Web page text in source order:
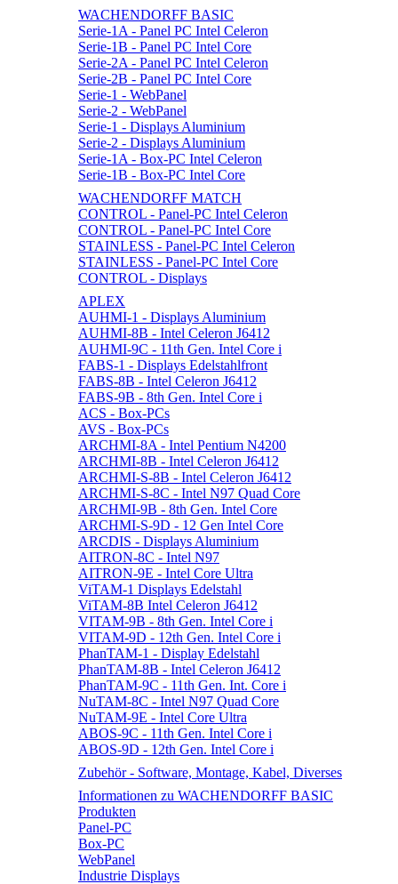
WACHENDORFF BASIC
Serie-1A - Panel PC Intel Celeron
Serie-1B - Panel PC Intel Core
Serie-2A - Panel PC Intel Celeron
Serie-2B - Panel PC Intel Core
Serie-1 - WebPanel
Serie-2 - WebPanel
Serie-1 - Displays Aluminium
Serie-2 - Displays Aluminium
Serie-1A - Box-PC Intel Celeron
Serie-1B - Box-PC Intel Core
WACHENDORFF MATCH
CONTROL - Panel-PC Intel Celeron
CONTROL - Panel-PC Intel Core
STAINLESS - Panel-PC Intel Celeron
STAINLESS - Panel-PC Intel Core
CONTROL - Displays
APLEX
AUHMI-1 - Displays Aluminium
AUHMI-8B - Intel Celeron J6412
AUHMI-9C - 11th Gen. Intel Core i
FABS-1 - Displays Edelstahlfront
FABS-8B - Intel Celeron J6412
FABS-9B - 8th Gen. Intel Core i
ACS - Box-PCs
AVS - Box-PCs
ARCHMI-8A - Intel Pentium N4200
ARCHMI-8B - Intel Celeron J6412
ARCHMI-S-8B - Intel Celeron J6412
ARCHMI-S-8C - Intel N97 Quad Core
ARCHMI-9B - 8th Gen. Intel Core
ARCHMI-S-9D - 12 Gen Intel Core
ARCDIS - Displays Aluminium
AITRON-8C - Intel N97
AITRON-9E - Intel Core Ultra
ViTAM-1 Displays Edelstahl
ViTAM-8B Intel Celeron J6412
VITAM-9B - 8th Gen. Intel Core i
VITAM-9D - 12th Gen. Intel Core i
PhanTAM-1 - Display Edelstahl
PhanTAM-8B - Intel Celeron J6412
PhanTAM-9C - 11th Gen. Int. Core i
NuTAM-8C - Intel N97 Quad Core
NuTAM-9E - Intel Core Ultra
ABOS-9C - 11th Gen. Intel Core i
ABOS-9D - 12th Gen. Intel Core i
Zubehör - Software, Montage, Kabel, Diverses
Informationen zu WACHENDORFF BASIC
Produkten
Panel-PC
Box-PC
WebPanel
Industrie Displays